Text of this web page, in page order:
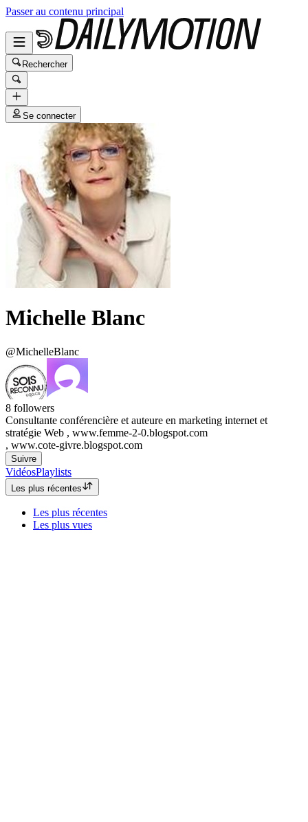
Passer au contenu principal
Rechercher
Se connecter
Michelle Blanc
@MichelleBlanc
8 followers
Consultante conférencière et auteure en marketing internet et
stratégie Web , www.femme-2-0.blogspot.com
, www.cote-givre.blogspot.com
Suivre
VidéosPlaylists
Les plus récentes
Les plus récentes
Les plus vues